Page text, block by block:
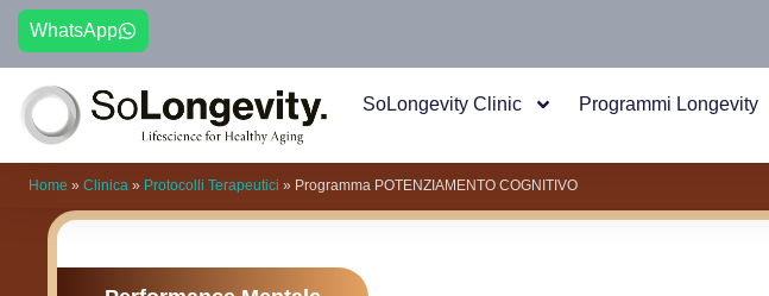
WhatsApp
SoLongevity Clinic Programmi Longevity
Home » Clinica » Protocolli Terapeutici » Programma POTENZIAMENTO COGNITIVO